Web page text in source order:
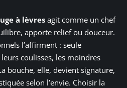
à lèvresagit comme un chef
apporte relief ou douceur.
l’affirment : seule
coulisses, les moindres
bouche, elle, devient signature,
selon l’envie. Choisir la